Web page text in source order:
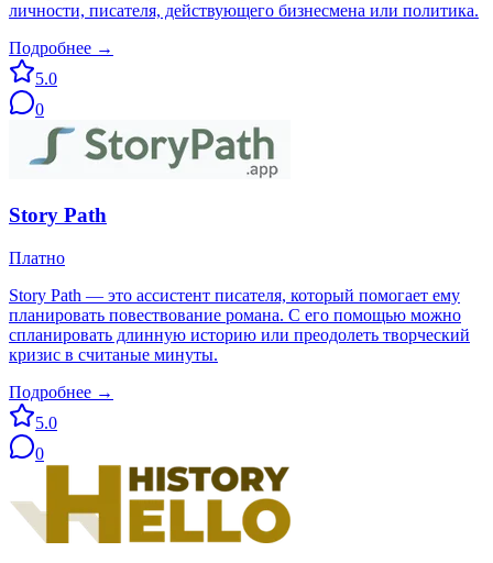
личности, писателя, действующего бизнесмена или политика.
Подробнее →
5.0
0
Story Path
Платно
Story Path — это ассистент писателя, который помогает ему
планировать повествование романа. С его помощью можно
спланировать длинную историю или преодолеть творческий
кризис в считаные минуты.
Подробнее →
5.0
0